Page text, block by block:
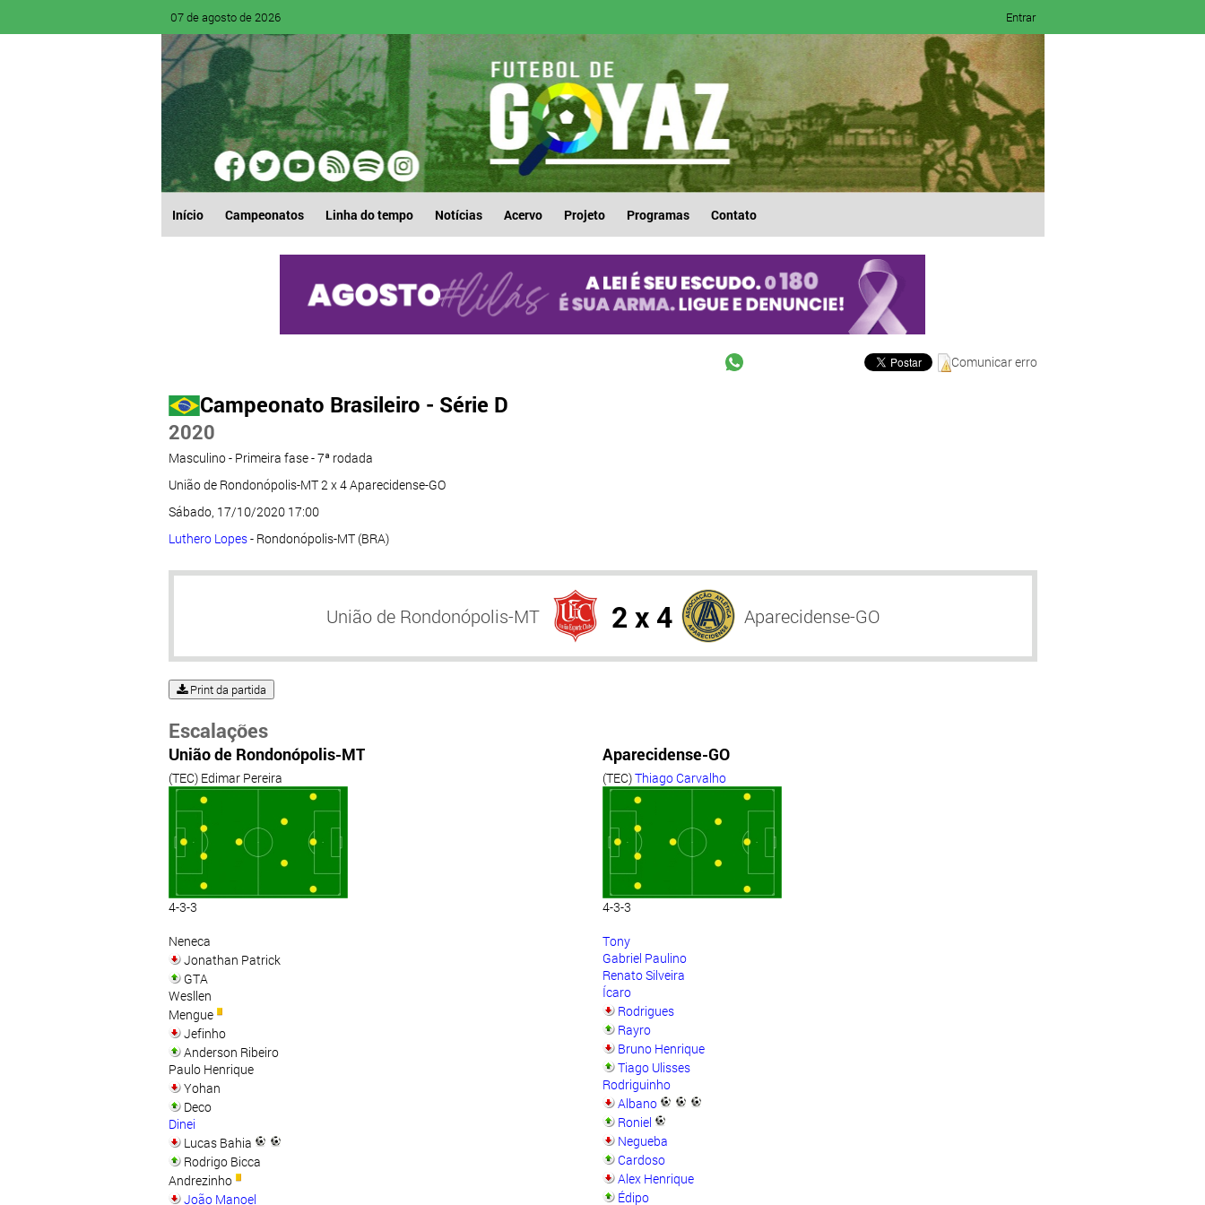
07 de agosto de 2026 Entrar
Início Campeonatos Linha do tempo Notícias Acervo Projeto Programas Contato
Comunicar erro
Campeonato Brasileiro - Série D
2020
Masculino - Primeira fase - 7ª rodada
União de Rondonópolis-MT 2 x 4 Aparecidense-GO
Sábado, 17/10/2020 17:00
Luthero Lopes- Rondonópolis-MT (BRA)
União de Rondonópolis-MT 2 x 4 Aparecidense-GO
Print da partida
Escalações
União de Rondonópolis-MT
(TEC) Edimar Pereira
4-3-3
Neneca
Jonathan Patrick
GTA
Wesllen
Mengue
Jefinho
Anderson Ribeiro
Paulo Henrique
Yohan
Deco
Dinei
Lucas Bahia
Rodrigo Bicca
Andrezinho
João Manoel
Aparecidense-GO
(TEC)Thiago Carvalho
4-3-3
Tony
Gabriel Paulino
Renato Silveira
Ícaro
Rodrigues
Rayro
Bruno Henrique
Tiago Ulisses
Rodriguinho
Albano
Roniel
Negueba
Cardoso
Alex Henrique
Édipo